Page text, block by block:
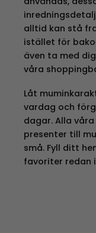
alltid kan stå
istället för
även ta med
våra
Låt
vardag och
dagar. Alla
presenter till
små. Fyll ditt
favoriter redan